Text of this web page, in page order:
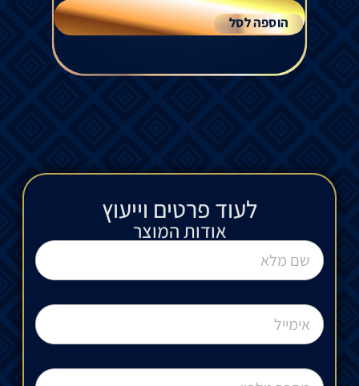
הוספה לסל
לעוד פרטים וייעוץ​
אודות המוצר